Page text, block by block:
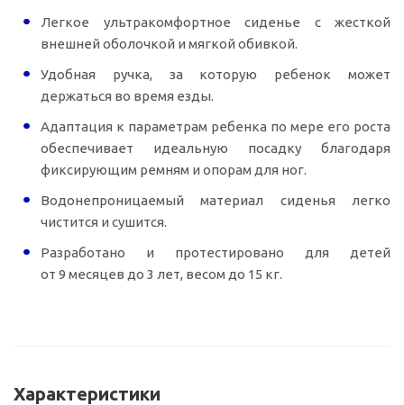
Легкое ультракомфортное сиденье с жесткой
внешней оболочкой и мягкой обивкой.
Удобная ручка, за которую ребенок может
держаться во время езды.
Адаптация к параметрам ребенка по мере его роста
обеспечивает идеальную посадку благодаря
фиксирующим ремням и опорам для ног.
Водонепроницаемый материал сиденья легко
чистится и сушится.
Разработано и протестировано для детей
от 9 месяцев до 3 лет, весом до 15 кг.
Характеристики